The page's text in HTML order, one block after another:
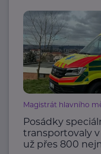
Magistrát hlavního
Posádky
transportovaly
už přes 800